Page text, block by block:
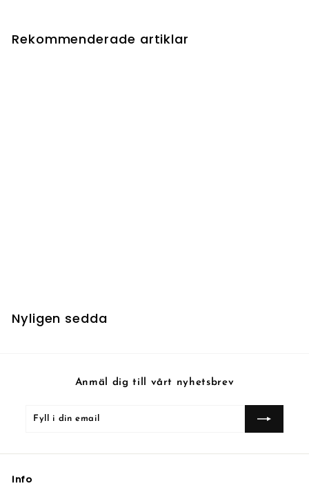
Rekommenderade artiklar
Nyligen sedda
Anmäl dig till vårt nyhetsbrev
Fyll
email
Prenumerera
Info